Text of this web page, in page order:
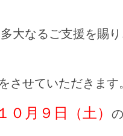
大なるご支援を賜
させていただきます
０月９日（土）